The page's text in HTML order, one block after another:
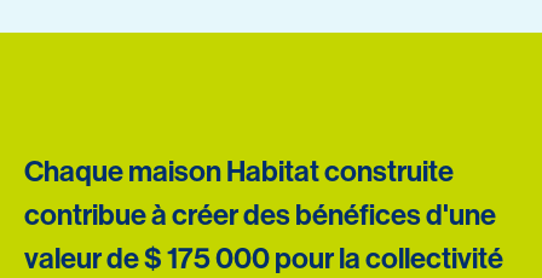
Chaque maison Habitat construite
contribue à créer des bénéfices d'une
valeur de $ 175 000 pour la collectivité